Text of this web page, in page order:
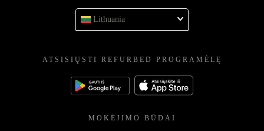
Lithuania
ATSISIŲSTI REFURBED PROGRAMĖLĘ
MOKĖJIMO BŪDAI